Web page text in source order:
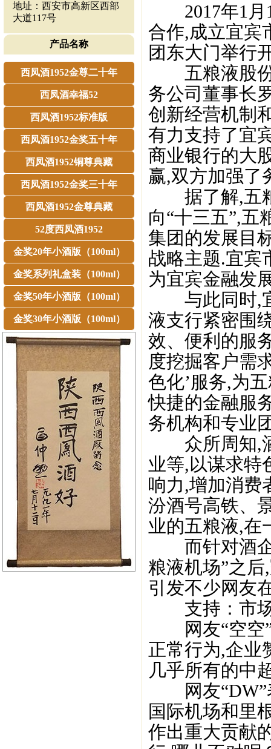
地址：西安市高新区西部
大道117号
产品名称
西凤酒1952金尊二十年
西凤酒幸福52
西凤酒1952标准版
西凤酒1952金奖五十年
西凤酒1952铜尊典藏
西凤酒1952金奖三十年
西凤酒1952金尊典藏
52度西凤酒1952
金奖20年小酒版（100ml）
金奖系列礼盒装（100ml）
金奖50年小酒版（100ml）
金奖30年小酒版（100ml）
2017年1月
合作,成立宜宾
团东大门举行
五粮液股份
务公司董事长
创新经营机制
有力支持了宜
商业银行的大
赢,双方加强了
据了解,五粮
向“十三五”,五
集团的发展目
战略主题.宜宾
为宜宾金融发
与此同时,宜
液支行紧密围
效、便利的服
度挖掘客户需
色化’服务,为
快捷的金融服
务机构和专业
众所周知,酒
业等,以谋求特
响力,增加消费
汾酒号高铁、
业的五粮液,在
而针对酒企
粮液机场”之
引发不少网友
支持：市场
网友“空空”
正常行为,企业
几乎所有的中
网友“DW”
国际机场和里
作出重大贡献